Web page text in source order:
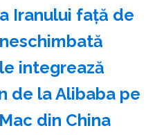
Iranului faţă de
integrează
de la Alibaba pe
din China